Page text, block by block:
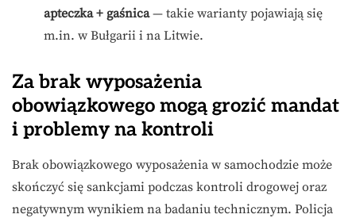
apteczka + gaśnica— takie warianty pojawiają się
m.in. w Bułgarii i na Litwie.
Za brak wyposażenia
obowiązkowego mogą grozić mandat
i problemy na kontroli
Brak obowiązkowego wyposażenia w samochodzie może
skończyć się sankcjami podczas kontroli drogowej oraz
negatywnym wynikiem na badaniu technicznym. Policja